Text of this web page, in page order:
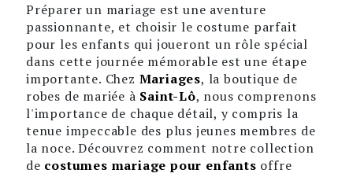
Préparer un mariage est une aventure
passionnante, et choisir le costume parfait
pour les enfants qui joueront un rôle spécial
dans cette journée mémorable est une étape
importante. Chez Mariages, la boutique de
robes de mariée à Saint-Lô, nous comprenons
l'importance de chaque détail, y compris la
tenue impeccable des plus jeunes membres de
la noce. Découvrez comment notre collection
de costumes mariage pour enfants offre